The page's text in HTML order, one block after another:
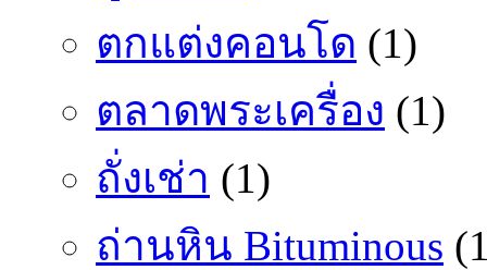
ตกแต่งคอนโด (1)
ตลาดพระเครื่อง (1)
ถั่งเช่า (1)
ถ่านหิน Bituminous